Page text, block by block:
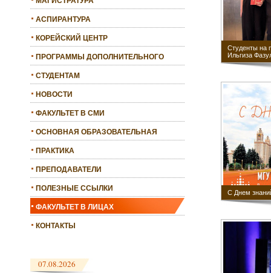
АСПИРАНТУРА
КОРЕЙСКИЙ ЦЕНТР
ПРОГРАММЫ ДОПОЛНИТЕЛЬНОГО
СТУДЕНТАМ
НОВОСТИ
ФАКУЛЬТЕТ В СМИ
ОСНОВНАЯ ОБРАЗОВАТЕЛЬНАЯ
ПРАКТИКА
ПРЕПОДАВАТЕЛИ
ПОЛЕЗНЫЕ ССЫЛКИ
ФАКУЛЬТЕТ В ЛИЦАХ
КОНТАКТЫ
07.08.2026
Студенты на
Ильгиза
С Днем